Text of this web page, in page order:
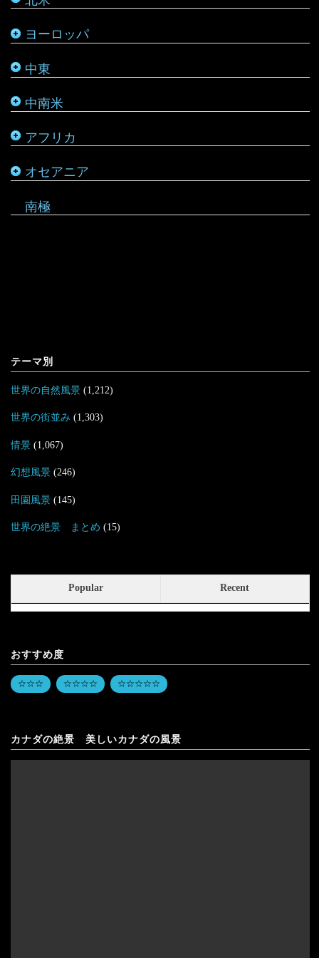
ヨーロッパ
タタールスタン共和国
中東
ヨルダン
レバノン
中南米
ペルー
ボリビア
ホンジュラス
アフリカ
モザンビーク
モロッコ
モーリシャス
ルワンダ
オセアニア
ニュージーランド
バヌアツ
パラオ
仏領ポリネシア
タヒチ
マーシャル諸島
南極
テーマ別
世界の自然風景(1,212)
世界の街並み (1,303)
情景(1,067)
幻想風景(246)
田園風景(145)
世界の絶景 まとめ (15)
Popular Recent
おすすめ度
☆☆☆ ☆☆☆☆ ☆☆☆☆☆
カナダの絶景 美しいカナダの風景